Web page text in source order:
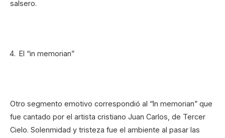
salsero.
El “in memorian”
Otro segmento emotivo correspondió al “In memorian” que
fue cantado por el artista cristiano Juan Carlos, de Tercer
Cielo. Solenmidad y tristeza fue el ambiente al pasar las